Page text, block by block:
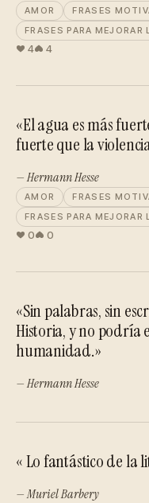
AMOR
FRASES
FRASES PARA
4 4
«El agua es más
fuerte que la
— Hermann Hesse
AMOR
FRASES
FRASES PARA
0 0
«Sin palabras, sin
Historia, y no podría
humanidad.»
— Hermann Hesse
« Lo fantástico de la
— Muriel Barbery